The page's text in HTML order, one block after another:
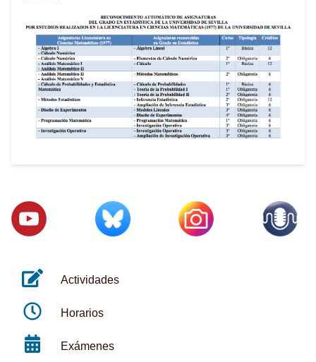
Actividades
Horarios
Exámenes